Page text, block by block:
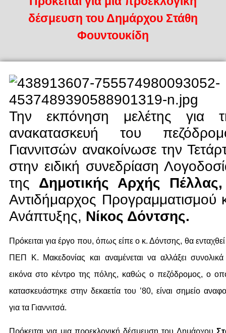
δέσμευση του Δημάρχου Στάθη
Φουντουκίδη
Την εκπόνηση μελέτης για
ανακατασκευή του
Γιαννιτσών ανακοίνωσε την
στην ειδική συνεδρίαση
της Δημοτικής Αρχής Πέλλας,
Αντιδήμαρχος Προγραμματισμού
Ανάπτυξης, Νίκος Δόντσης.
Πρόκειται για έργο που, όπως είπε ο κ. Δόντσης, θα
ΠΕΠ Κ. Μακεδονίας και αναμένεται να αλλάξει συνολικά
εικόνα στο κέντρο της πόλης, καθώς ο πεζόδρομος, ο
κατασκευάστηκε στην δεκαετία του ’80, είναι σημείο
για τα Γιαννιτσά.